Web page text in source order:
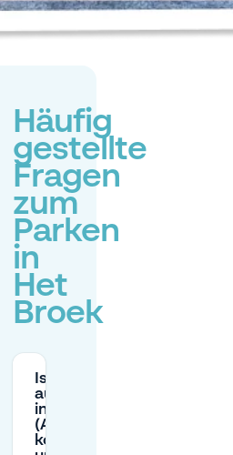
Häufig
gestellte
Fragen
zum
Parken
in
Het
Broek
Ist das Parken
auf der Straße
in Het Broek
(Arnhem)
kostenpflichtig